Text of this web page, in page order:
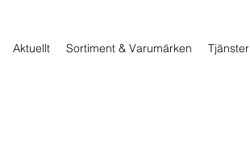
Aktuellt Sortiment & Varumärken Tjänster